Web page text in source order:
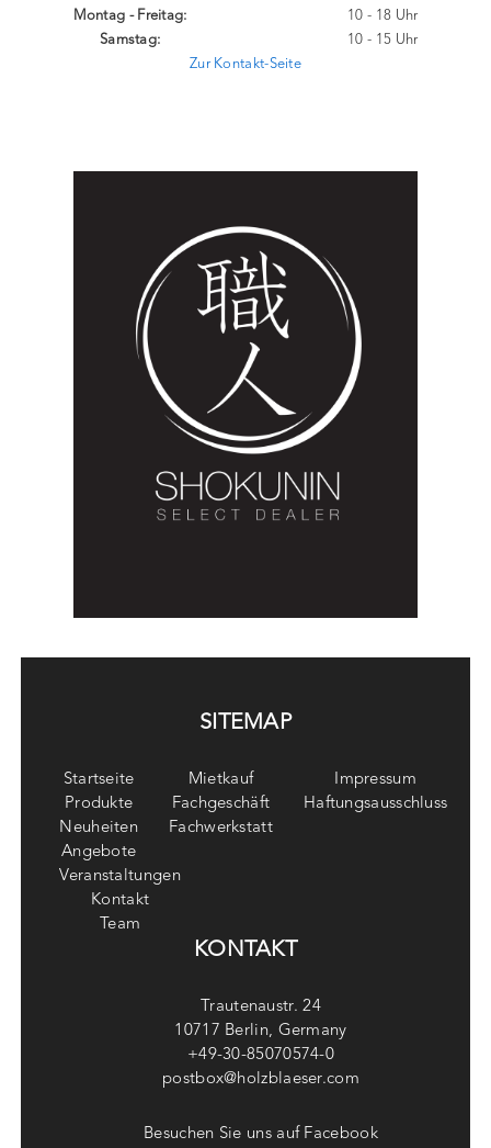
Montag - Freitag:
Samstag:
10 - 18 Uhr
10 - 15 Uhr
Zur Kontakt-Seite
SITEMAP
Startseite
Produkte
Neuheiten
Angebote
Mietkauf
Fachgeschäft
Fachwerkstatt
Impressum
Haftungsausschluss
Veranstaltungen
Kontakt
Team
KONTAKT
Trautenaustr. 24
10717 Berlin, Germany
+49-30-85070574-0
postbox@holzblaeser.com
Besuchen Sie uns auf Facebook